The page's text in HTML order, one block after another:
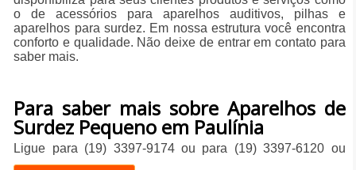
o de acessórios para aparelhos auditivos, pilhas e
aparelhos para surdez. Em nossa estrutura você encontra
conforto e qualidade. Não deixe de entrar em contato para
saber mais.
Para saber mais sobre Aparelhos de
Surdez Pequeno em Paulínia
Ligue para (19) 3397-9174ou para (19) 3397-6120 ou